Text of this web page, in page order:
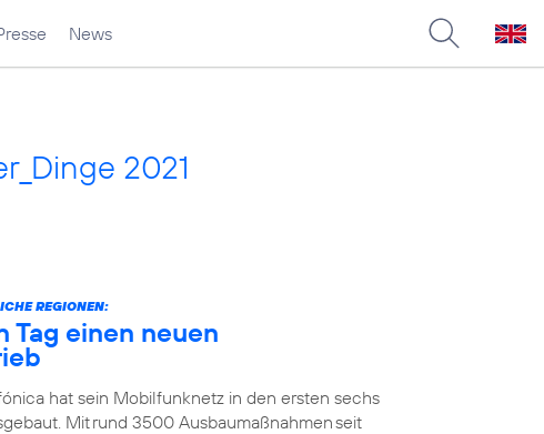
News
2021
REGIONEN:
Tag einen neuen
hat sein Mobilfunknetz in den ersten sechs
Mit rund 3500 Ausbaumaßnahmen seit